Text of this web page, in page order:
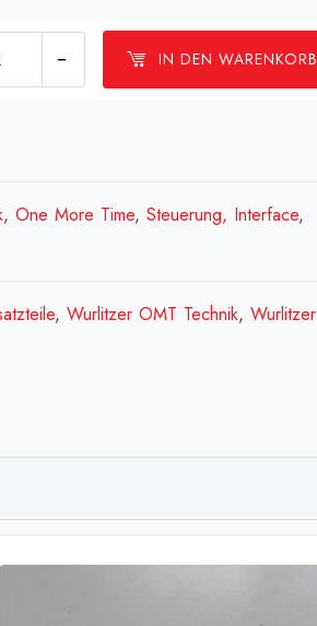
IN DEN WARENKORB
, One More Time, Steuerung, Interface,
, Wurlitzer OMT Technik, Wurlitzer